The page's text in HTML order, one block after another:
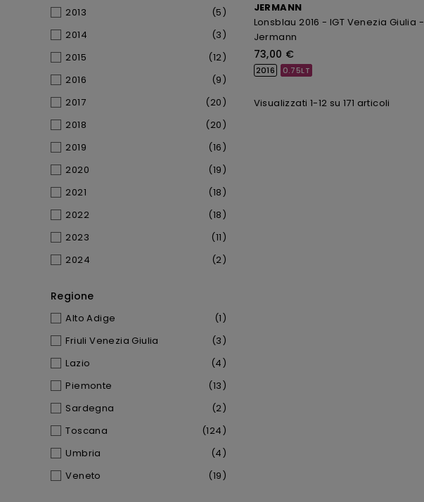
2013
(5)
2014
(3)
2015
(12)
2016
(9)
2017
(20)
2018
(20)
2019
(16)
2020
(19)
2021
(18)
2022
(18)
2023
(11)
2024
(2)
Regione
Alto Adige
(1)
Friuli Venezia Giulia
(3)
Lazio
(4)
Piemonte
(13)
Sardegna
(2)
Toscana
(124)
Umbria
(4)
Veneto
(19)
JERMANN
Lonsblau 2016 - IGT Venezia Giulia -
Jermann
73,00 €
2016 0.75LT
Visualizzati 1-12 su 171 articoli